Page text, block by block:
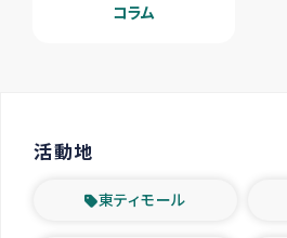
コラム
活動地
東ティモール